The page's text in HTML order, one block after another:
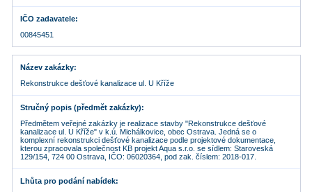
IČO zadavatele
00845451
Název zakázky
Rekonstrukce dešťové kanalizace ul. U Kříže
Stručný popis (předmět zakázky)
Předmětem veřejné zakázky je realizace stavby "Rekonstrukce dešťové
kanalizace ul. U Kříže" v k.ú. Michálkovice, obec Ostrava. Jedná se o
komplexní rekonstrukci dešťové kanalizace podle projektové dokumentace,
kterou zpracovala společnost KB projekt Aqua s.r.o. se sídlem: Staroveská
129/154, 724 00 Ostrava, IČO: 06020364, pod zak. číslem: 2018-017.
Lhůta pro podání nabídek